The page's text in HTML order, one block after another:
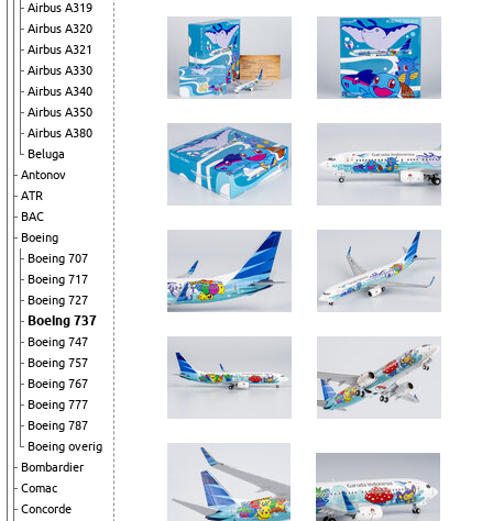
Airbus A319
Airbus A320
Airbus A321
Airbus A330
Airbus A340
Airbus A350
Airbus A380
Beluga
Antonov
ATR
BAC
Boeing
Boeing 707
Boeing 717
Boeing 727
Boeing 737
Boeing 747
Boeing 757
Boeing 767
Boeing 777
Boeing 787
Boeing overig
Bombardier
Comac
Concorde